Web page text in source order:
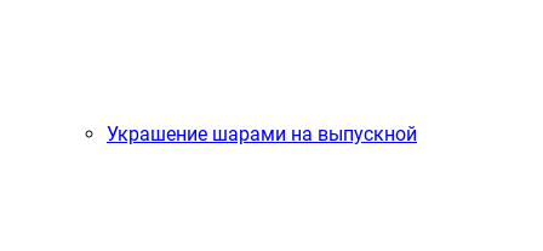
Украшение шарами на выпускной